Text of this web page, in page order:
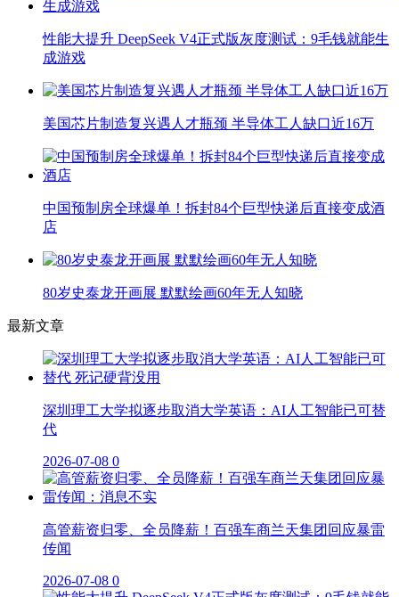
性能大提升 DeepSeek V4正式版灰度测试：9毛钱就能生
成游戏
美国芯片制造复兴遇人才瓶颈 半导体工人缺口近16万
中国预制房全球爆单！拆封84个巨型快递后直接变成酒
店
80岁史泰龙开画展 默默绘画60年无人知晓
最新文章
深圳理工大学拟逐步取消大学英语：AI人工智能已可替
代
2026-07-08 0
高管薪资归零、全员降薪！百强车商兰天集团回应暴雷
传闻
2026-07-08 0